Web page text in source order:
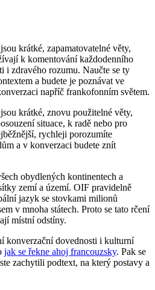
krátké, zapamatovatelné věty,
k komentování každodenního
i zdravého rozumu. Naučte se ty
a budete je poznávat ve
napříč frankofonním světem.
krátké, znovu použitelné věty,
situace, k radě nebo pro
rychleji porozumíte
a v konverzaci budete znít
obydlených kontinentech a
zemí a území. OIF pravidelně
jazyk se stovkami milionů
v mnoha státech. Proto se tato rčení
místní odstíny.
konverzační dovednosti i kulturní
jak se řekne ahoj francouzsky. Pak se
zachytili podtext, na který postavy a